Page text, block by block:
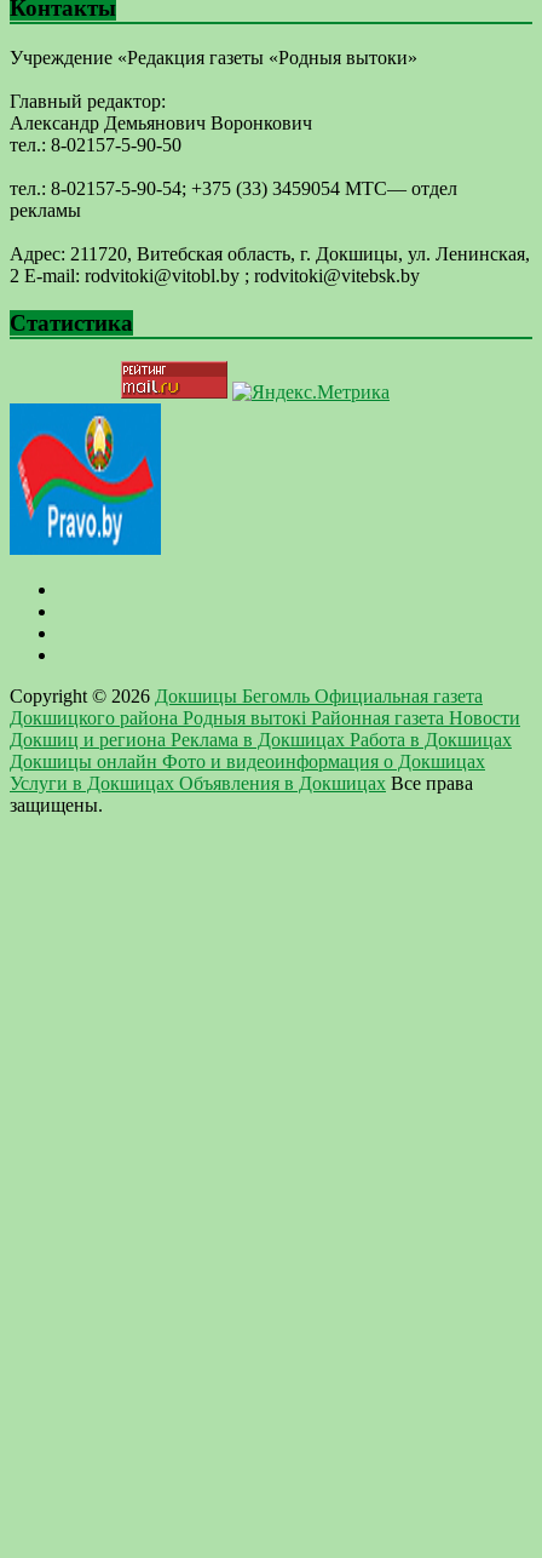
Контакты
Учреждение «Редакция газеты «Родныя вытоки»
Главный редактор:
Александр Демьянович Воронкович
тел.: 8-02157-5-90-50
тел.: 8-02157-5-90-54; +375 (33) 3459054 МТС— отдел
рекламы
Адрес: 211720, Витебская область, г. Докшицы, ул. Ленинская,
2 E-mail: ​rodvitoki@​​vitobl​.by ; rodvitoki@vitebsk.by
Статистика
Copyright © 2026 Докшицы Бегомль Официальная газета
Докшицкого района Родныя вытокi Районная газета Новости
Докшиц и региона Реклама в Докшицах Работа в Докшицах
Докшицы онлайн Фото и видеоинформация о Докшицах
Услуги в Докшицах Объявления в Докшицах Все права
защищены.